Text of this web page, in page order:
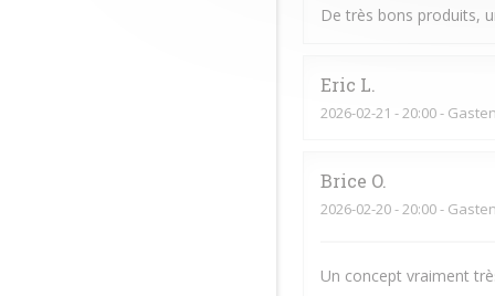
De très bons produits,
Eric L
2026-02-21 - 20:00 -
Brice O
2026-02-20- 20:00 -
Un concept vraiment